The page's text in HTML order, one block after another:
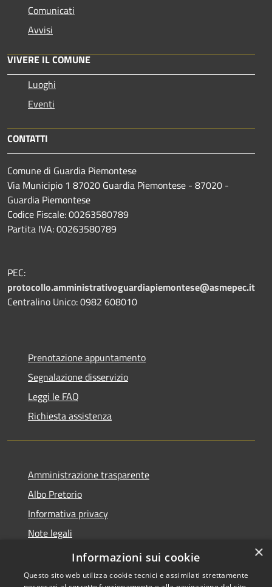
Comunicati
Avvisi
VIVERE IL COMUNE
Luoghi
Eventi
CONTATTI
Comune di Guardia Piemontese
Via Municipio 1 87020 Guardia Piemontese - 87020 -
Guardia Piemontese
Codice Fiscale: 00263580789
Partita IVA: 00263580789
PEC:
protocollo.amministrativoguardiapiemontese@asmepec.it
Centralino Unico: 0982 608010
Prenotazione appuntamento
Segnalazione disservizio
Leggi le FAQ
Richiesta assistenza
Amministrazione trasparente
Albo Pretorio
Informativa privacy
Note legali
Dichiarazione di accessibilità
×
Informazioni sui cookie
Questo sito web utilizza cookie tecnici e assimilati strettamente